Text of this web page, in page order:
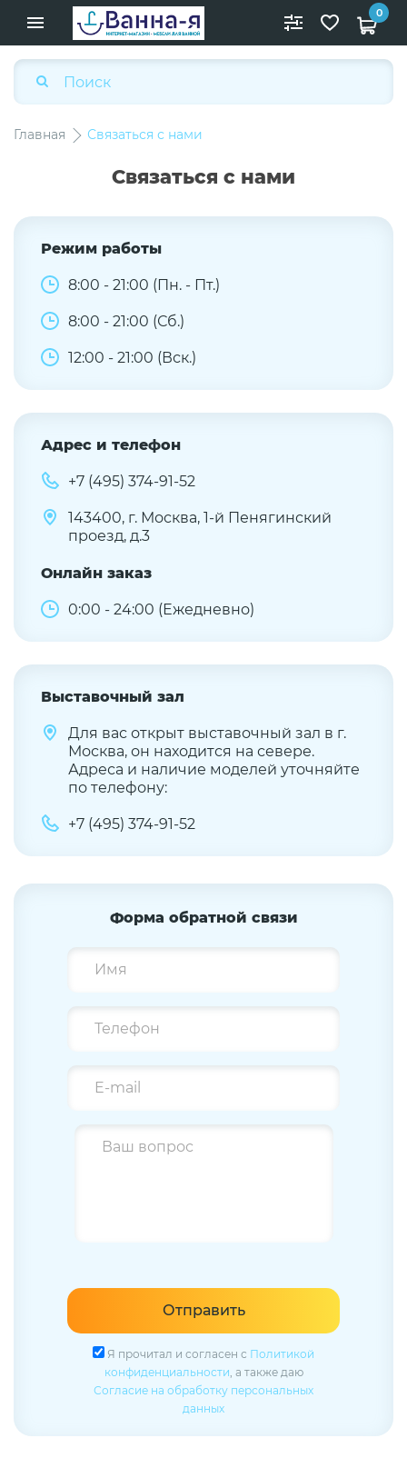
0
Главная Связаться с нами
Связаться с нами
Режим работы
8:00 - 21:00 (Пн. - Пт.)
8:00 - 21:00 (Сб.)
12:00 - 21:00 (Вск.)
Адрес и телефон
+7 (495) 374-91-52
143400, г. Москва, 1-й Пенягинский
проезд, д.3
Онлайн заказ
0:00 - 24:00 (Ежедневно)
Выставочный зал
Для вас открыт выставочный зал в г.
Москва, он находится на севере.
Адреса и наличие моделей уточняйте
по телефону:
+7 (495) 374-91-52
Форма обратной связи
Отправить
Я прочитал и согласен с Политикой
конфиденциальности, а также даю
Согласие на обработку персональных
данных